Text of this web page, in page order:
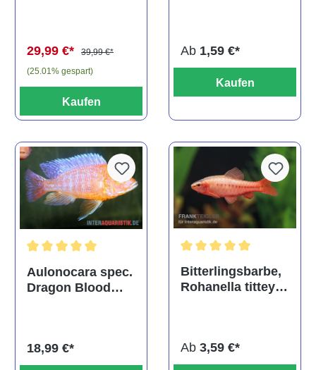
29,99 €*
39,99 €*
(25.01% gespart)
Kaufen
Ab 1,59 €*
Kaufen
Durchschnittliche Bewertung von 5 von 5 Sternen
Aulonocara spec.
Dragon Blood
18,99 €*
Bitterlingsbarbe,
Rohanella titteya,
Ab 3,59 €*